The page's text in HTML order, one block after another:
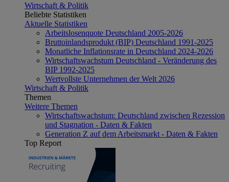
Wirtschaft & Politik
Beliebte Statistiken
Aktuelle Statistiken
Arbeitslosenquote Deutschland 2005-2026
Bruttoinlandsprodukt (BIP) Deutschland 1991-2025
Monatliche Inflationsrate in Deutschland 2024-2026
Wirtschaftswachstum Deutschland - Veränderung des
BIP 1992-2025
Wertvollste Unternehmen der Welt 2026
Wirtschaft & Politik
Themen
Weitere Themen
Wirtschaftswachstum: Deutschland zwischen Rezession
und Stagnation - Daten & Fakten
Generation Z auf dem Arbeitsmarkt - Daten & Fakten
Top Report